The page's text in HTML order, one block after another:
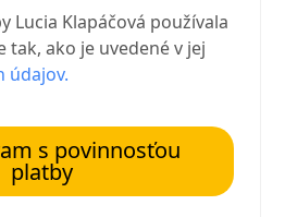
Lucia Klapáčová používala
tak, ako je uvedené v jej
údajov.
s povinnosťou
platby